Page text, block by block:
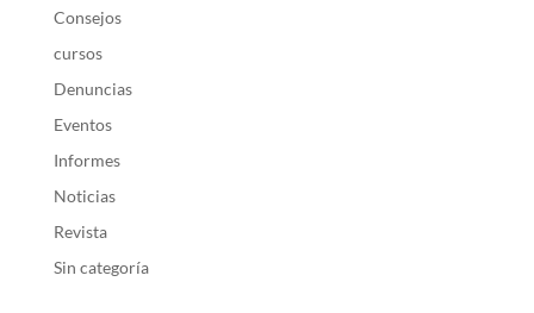
Consejos
cursos
Denuncias
Eventos
Informes
Noticias
Revista
Sin categoría